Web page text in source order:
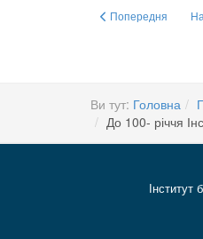
Попередня стаття:
Попередня
Ви тут: Головна
До 100- річчя